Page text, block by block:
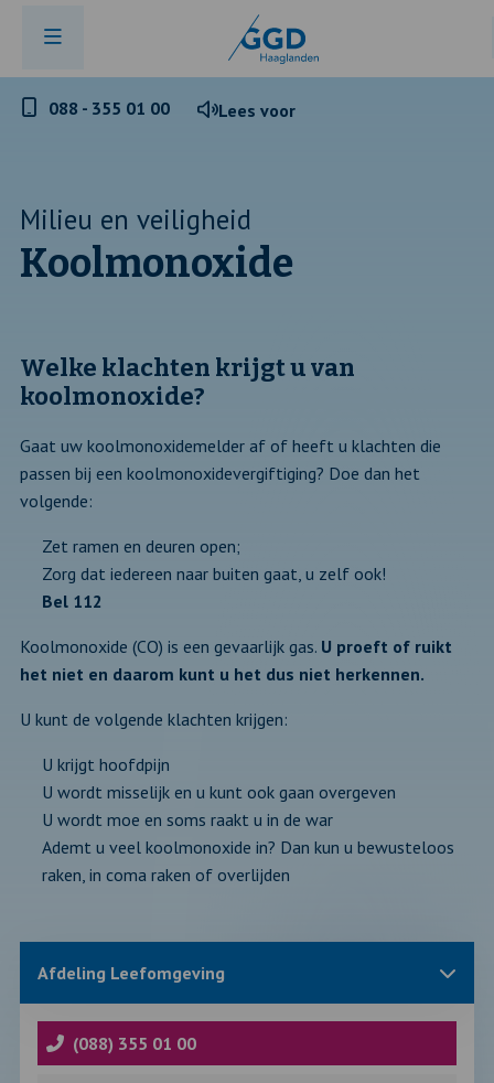
Telefoonnummer
088 - 355 01 00 Lees voor
Milieu en veiligheid
Koolmonoxide
Welke klachten krijgt u van
koolmonoxide?
Gaat uw koolmonoxidemelder af of heeft u klachten die
passen bij een koolmonoxidevergiftiging? Doe dan het
volgende:
Zet ramen en deuren open;
Zorg dat iedereen naar buiten gaat, u zelf ook!
Bel 112
Koolmonoxide (CO) is een gevaarlijk gas. U proeft of ruikt
het niet en daarom kunt u het dus niet herkennen.
U kunt de volgende klachten krijgen:
U krijgt hoofdpijn
U wordt misselijk en u kunt ook gaan overgeven
U wordt moe en soms raakt u in de war
Ademt u veel koolmonoxide in? Dan kun u bewusteloos
raken, in coma raken of overlijden
Sluit
met
informatie
over
Afdeling Leefomgeving
(088) 355 01 00